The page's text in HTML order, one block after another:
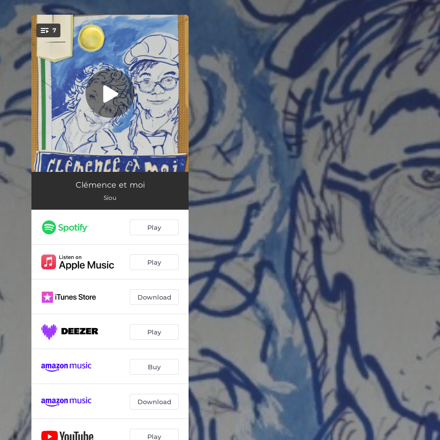
You're all set!
7
Chanson pour Lucas
J'ai fait comme si
Égoistement 02:34
En deuil d'un beau jour 02:26
Lettre de Siou au monde ordinaire 02:15
Dormir 02:20
Clémence et moi
Siou
Play
Play
Download
Play
Buy
Download
Play